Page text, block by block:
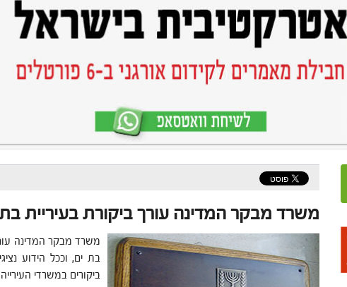
משרד מבקר המדינה עורך ביקורת בעיריית
משרד מבקר המדינה
בת ים, וככל הידוע
ביקורים במשרדי